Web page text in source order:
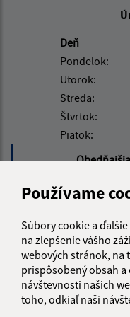
Používame
Súbory cookie a
na zlepšenie vášho
webových stránok, na
prispôsobený obsah a
návštevnosti našich
toho, odkiaľ naši
Deň
Pondelok:
Utorok:
Streda:
Štvrtok:
Piatok: